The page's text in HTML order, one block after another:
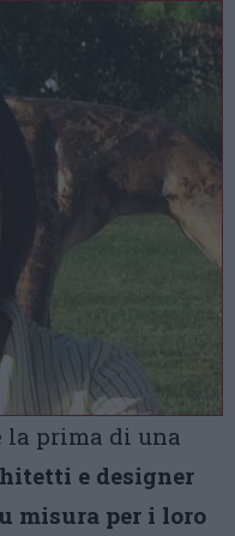
la prima di una
e designer
misura per i loro